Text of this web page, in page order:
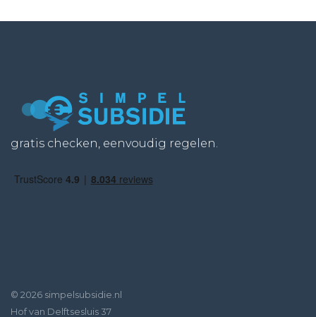
gratis checken, eenvoudig regelen.
© 2026 simpelsubsidie.nl
Hof van Delftsesluis 37